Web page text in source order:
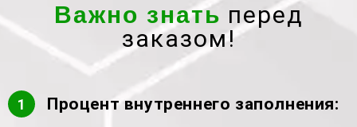
Важно знать перед
заказом!
1 Процент внутреннего заполнения: